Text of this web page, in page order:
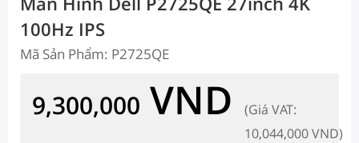
100Hz IPS
Mã Sản Phẩm: P2725QE
9,300,000 VND
(Giá VAT:
10,044,000 VND)